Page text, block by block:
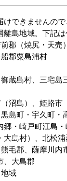
できませんので
島地域。下記は
郡（焼尻・天売
郡粟島浦村
蔵島村、三宅
沼島）、姫路市
島町・宇久町
郷・崎戸町江島
大島村）、北松
毛郡、薩摩川
、大島郡
域